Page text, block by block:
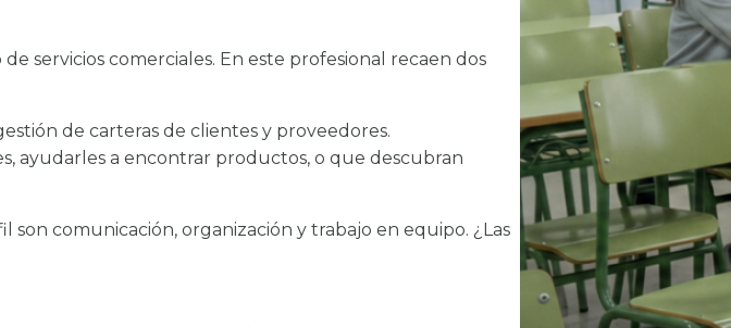
servicios comerciales. En este profesional recaen dos
de carteras de clientes y proveedores.
ayudarles a encontrar productos, o que descubran
son comunicación, organización y trabajo en equipo. ¿Las